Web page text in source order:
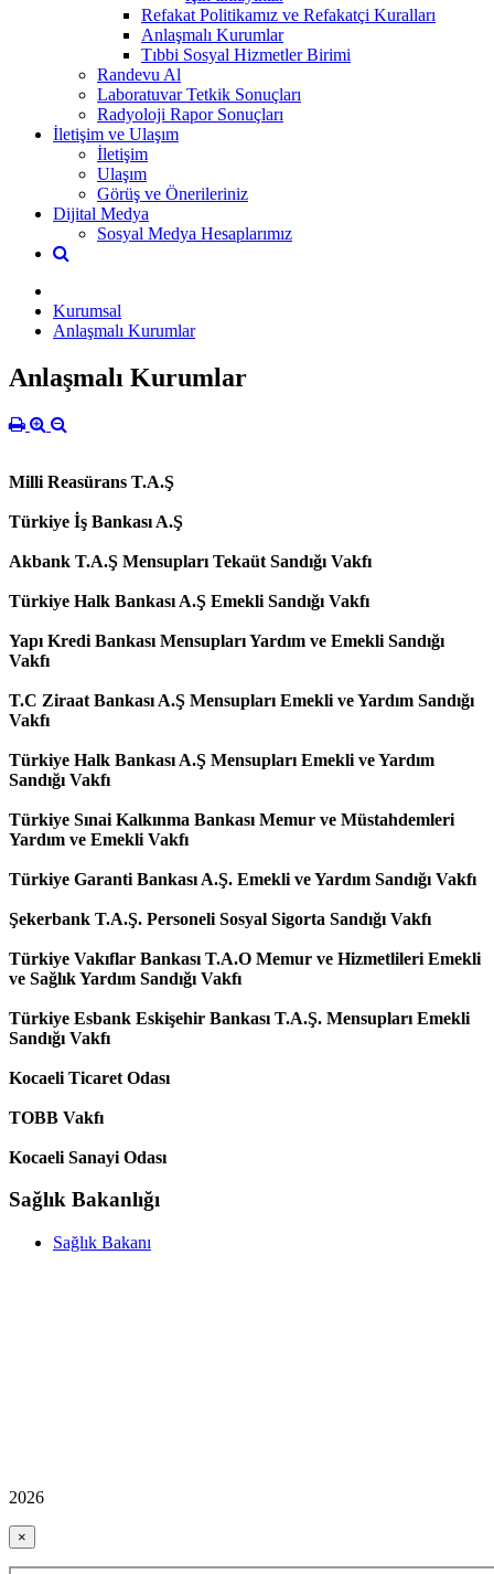
Refakat Politikamız ve Refakatçi Kuralları
Anlaşmalı Kurumlar
Tıbbi Sosyal Hizmetler Birimi
Randevu Al
Laboratuvar Tetkik Sonuçları
Radyoloji Rapor Sonuçları
İletişim ve Ulaşım
İletişim
Ulaşım
Görüş ve Önerileriniz
Dijital Medya
Sosyal Medya Hesaplarımız
Kurumsal
Anlaşmalı Kurumlar
Anlaşmalı Kurumlar
Milli Reasürans T.A.Ş
Türkiye İş Bankası A.Ş
Akbank T.A.Ş Mensupları Tekaüt Sandığı Vakfı
Türkiye Halk Bankası A.Ş Emekli Sandığı Vakfı
Yapı Kredi Bankası Mensupları Yardım ve Emekli Sandığı
Vakfı
T.C Ziraat Bankası A.Ş Mensupları Emekli ve Yardım Sandığı
Vakfı
Türkiye Halk Bankası A.Ş Mensupları Emekli ve Yardım
Sandığı Vakfı
Türkiye Sınai Kalkınma Bankası Memur ve Müstahdemleri
Yardım ve Emekli Vakfı
Türkiye Garanti Bankası A.Ş. Emekli ve Yardım Sandığı Vakfı
Şekerbank T.A.Ş. Personeli Sosyal Sigorta Sandığı Vakfı
Türkiye Vakıflar Bankası T.A.O Memur ve Hizmetlileri Emekli
ve Sağlık Yardım Sandığı Vakfı
Türkiye Esbank Eskişehir Bankası T.A.Ş. Mensupları Emekli
Sandığı Vakfı
Kocaeli Ticaret Odası
TOBB Vakfı
Kocaeli Sanayi Odası
Sağlık Bakanlığı
Sağlık Bakanı
2026
×